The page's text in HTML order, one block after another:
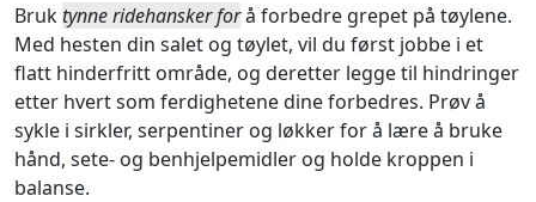
Bruk tynne ridehansker forå forbedre grepet på tøylene.
Med hesten din salet og tøylet, vil du først jobbe i et
flatt hinderfritt område, og deretter legge til hindringer
etter hvert som ferdighetene dine forbedres. Prøv å
sykle i sirkler, serpentiner og løkker for å lære å bruke
hånd, sete- og benhjelpemidler og holde kroppen i
balanse.